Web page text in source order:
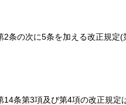
2条の次に5条を加える改正規定(
14条第3項及び第4項の改正規定